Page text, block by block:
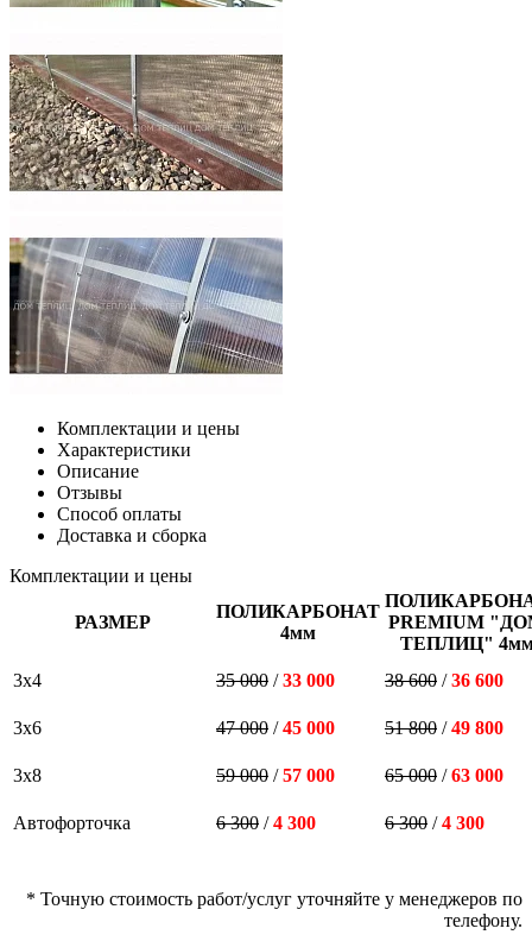
Комплектации и цены
Характеристики
Описание
Отзывы
Способ оплаты
Доставка и сборка
Комплектации и цены
РАЗМЕР
ПОЛИКАРБОНАТ
4мм
PREMIUM
ТЕПЛИЦ"
3х4
35 000 /33 000 38 600 /36 600
3х6 47 000 /45 000 51 800 /49 800
3х8 59 000 /57 000 65 000 /63 000
Автофорточка 6 300 /4 300 6 300 /4 300
* Точную стоимость работ/услуг уточняйте у менеджеров по
телефону.